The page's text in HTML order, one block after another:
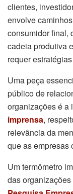
clientes,
envolve
consumidor final,
cadeia produtiva
requer
Uma peça
público de
organizações é a
imprensa,
relevância da
que as empresas
Um termômetro
das